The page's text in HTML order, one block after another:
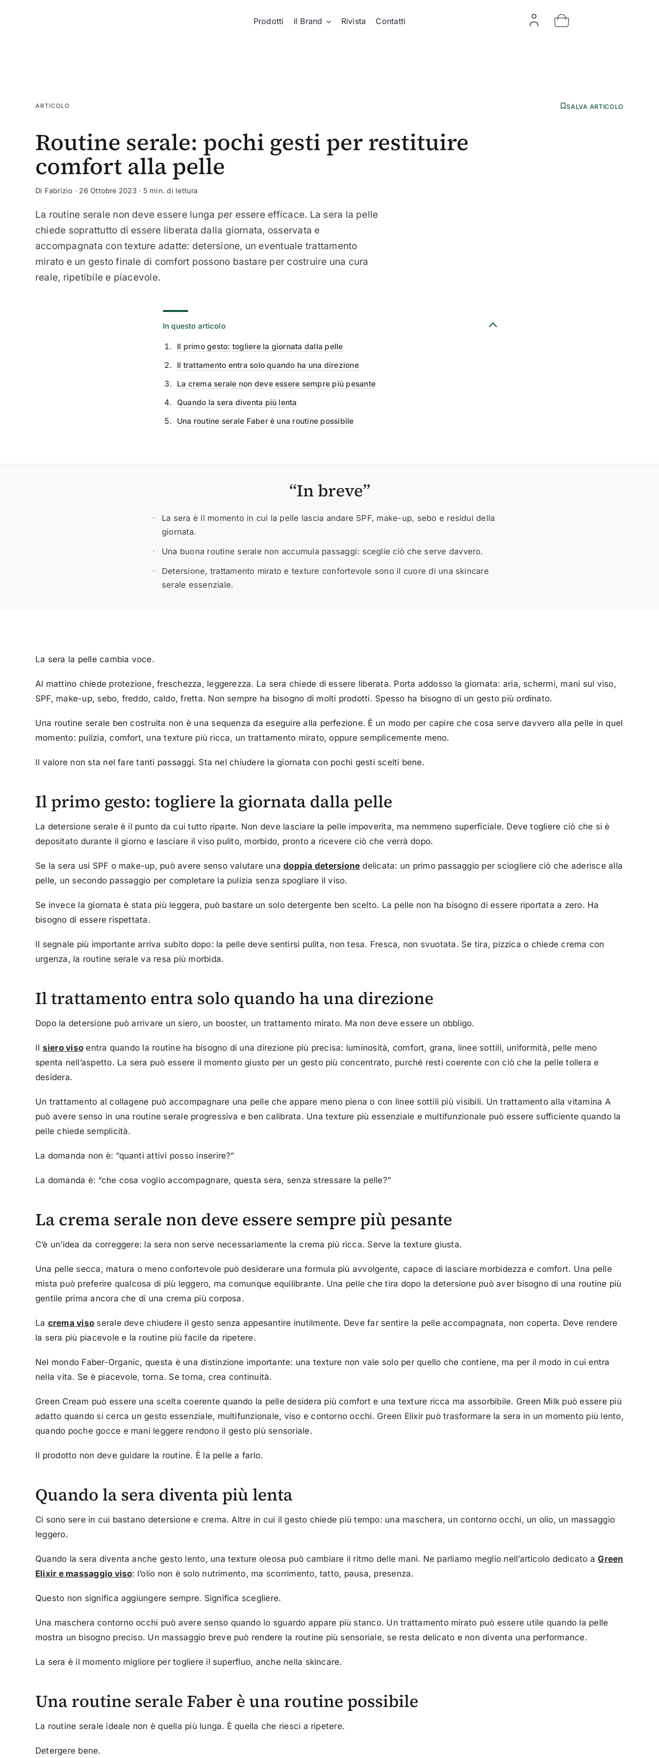
Prodotti Il Brand Rivista Contatti
ARTICOLO SALVA ARTICOLO
Routine serale: pochi gesti per restituire
comfort alla pelle
Di Fabrizio · 26 Ottobre 2023 · 5 min. di lettura
La routine serale non deve essere lunga per essere efficace. La sera la pelle
chiede soprattutto di essere liberata dalla giornata, osservata e
accompagnata con texture adatte: detersione, un eventuale trattamento
mirato e un gesto finale di comfort possono bastare per costruire una cura
reale, ripetibile e piacevole.
In questo articolo
Il primo gesto: togliere la giornata dalla pelle
Il trattamento entra solo quando ha una direzione
La crema serale non deve essere sempre più pesante
Quando la sera diventa più lenta
Una routine serale Faber è una routine possibile
In breve
La sera è il momento in cui la pelle lascia andare SPF, make-up, sebo e residui della
giornata.
Una buona routine serale non accumula passaggi: sceglie ciò che serve davvero.
Detersione, trattamento mirato e texture confortevole sono il cuore di una skincare
serale essenziale.
La sera la pelle cambia voce.
Al mattino chiede protezione, freschezza, leggerezza. La sera chiede di essere liberata. Porta addosso la giornata: aria, schermi, mani sul viso,
SPF, make-up, sebo, freddo, caldo, fretta. Non sempre ha bisogno di molti prodotti. Spesso ha bisogno di un gesto più ordinato.
Una routine serale ben costruita non è una sequenza da eseguire alla perfezione. È un modo per capire che cosa serve davvero alla pelle in quel
momento: pulizia, comfort, una texture più ricca, un trattamento mirato, oppure semplicemente meno.
Il valore non sta nel fare tanti passaggi. Sta nel chiudere la giornata con pochi gesti scelti bene.
Il primo gesto: togliere la giornata dalla pelle
La detersione serale è il punto da cui tutto riparte. Non deve lasciare la pelle impoverita, ma nemmeno superficiale. Deve togliere ciò che si è
depositato durante il giorno e lasciare il viso pulito, morbido, pronto a ricevere ciò che verrà dopo.
Se la sera usi SPF o make-up, può avere senso valutare unadoppia detersione delicata: un primo passaggio per sciogliere ciò che aderisce alla
pelle, un secondo passaggio per completare la pulizia senza spogliare il viso.
Se invece la giornata è stata più leggera, può bastare un solo detergente ben scelto. La pelle non ha bisogno di essere riportata a zero. Ha
bisogno di essere rispettata.
Il segnale più importante arriva subito dopo: la pelle deve sentirsi pulita, non tesa. Fresca, non svuotata. Se tira, pizzica o chiede crema con
urgenza, la routine serale va resa più morbida.
Il trattamento entra solo quando ha una direzione
Dopo la detersione può arrivare un siero, un booster, un trattamento mirato. Ma non deve essere un obbligo.
Il siero viso entra quando la routine ha bisogno di una direzione più precisa: luminosità, comfort, grana, linee sottili, uniformità, pelle meno
spenta nell’aspetto. La sera può essere il momento giusto per un gesto più concentrato, purché resti coerente con ciò che la pelle tollera e
desidera.
Un trattamento al collagene può accompagnare una pelle che appare meno piena o con linee sottili più visibili. Un trattamento alla vitamina A
può avere senso in una routine serale progressiva e ben calibrata. Una texture più essenziale e multifunzionale può essere sufficiente quando la
pelle chiede semplicità.
La domanda non è: “quanti attivi posso inserire?”
La domanda è: “che cosa voglio accompagnare, questa sera, senza stressare la pelle?”
La crema serale non deve essere sempre più pesante
C’è un’idea da correggere: la sera non serve necessariamente la crema più ricca. Serve la texture giusta.
Una pelle secca, matura o meno confortevole può desiderare una formula più avvolgente, capace di lasciare morbidezza e comfort. Una pelle
mista può preferire qualcosa di più leggero, ma comunque equilibrante. Una pelle che tira dopo la detersione può aver bisogno di una routine più
gentile prima ancora che di una crema più corposa.
La crema viso serale deve chiudere il gesto senza appesantire inutilmente. Deve far sentire la pelle accompagnata, non coperta. Deve rendere
la sera più piacevole e la routine più facile da ripetere.
Nel mondo Faber-Organic, questa è una distinzione importante: una texture non vale solo per quello che contiene, ma per il modo in cui entra
nella vita. Se è piacevole, torna. Se torna, crea continuità.
Green Cream può essere una scelta coerente quando la pelle desidera più comfort e una texture ricca ma assorbibile. Green Milk può essere più
adatto quando si cerca un gesto essenziale, multifunzionale, viso e contorno occhi. Green Elixir può trasformare la sera in un momento più lento,
quando poche gocce e mani leggere rendono il gesto più sensoriale.
Il prodotto non deve guidare la routine. È la pelle a farlo.
Quando la sera diventa più lenta
Ci sono sere in cui bastano detersione e crema. Altre in cui il gesto chiede più tempo: una maschera, un contorno occhi, un olio, un massaggio
leggero.
Quando la sera diventa anche gesto lento, una texture oleosa può cambiare il ritmo delle mani. Ne parliamo meglio nell’articolo dedicato aGreen
Elixir e massaggio viso: l’olio non è solo nutrimento, ma scorrimento, tatto, pausa, presenza.
Questo non significa aggiungere sempre. Significa scegliere.
Una maschera contorno occhi può avere senso quando lo sguardo appare più stanco. Un trattamento mirato può essere utile quando la pelle
mostra un bisogno preciso. Un massaggio breve può rendere la routine più sensoriale, se resta delicato e non diventa una performance.
La sera è il momento migliore per togliere il superfluo, anche nella skincare.
Una routine serale Faber è una routine possibile
La routine serale ideale non è quella più lunga. È quella che riesci a ripetere.
Detergere bene.